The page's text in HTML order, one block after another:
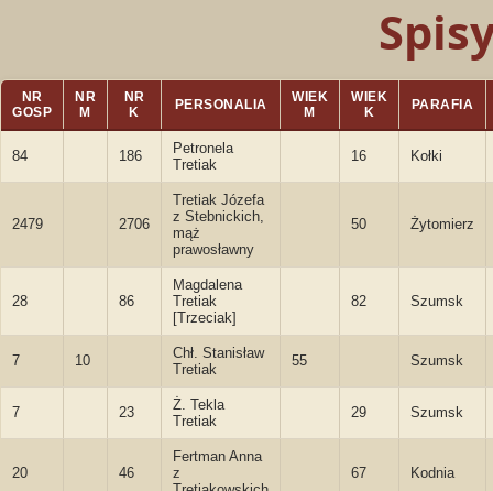
NR
GOSP
NR
M
NR
K
PERSONALIA
WIEK
M
WIEK
K
PARAFIA
84 186
Petronela
Tretiak
16 Kołki
2479 2706
Tretiak Józefa
z Stebnickich,
mąż
prawosławny
50 Żytomierz
28 86
Magdalena
Tretiak
[Trzeciak]
82 Szumsk
7 10
Chł. Stanisław
Tretiak
55 Szumsk
7 23
Ż. Tekla
Tretiak
29 Szumsk
20 46
Fertman Anna
z
67 Kodnia